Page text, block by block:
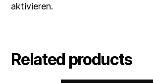
aktivieren.
Related products